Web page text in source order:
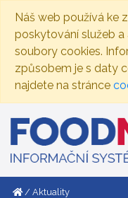
Náš web používá ke
poskytování služeb
soubory cookies.
způsobem je s daty
najdete na stránce
Aktuality